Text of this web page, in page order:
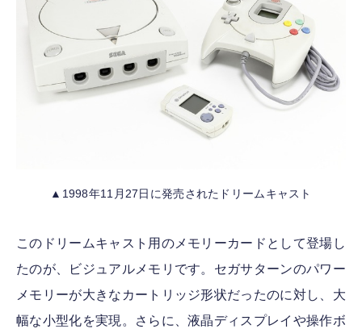
▲1998年11月27日に発売されたドリームキャスト
このドリームキャスト用のメモリーカードとして登場し
たのが、ビジュアルメモリです。セガサターンのパワー
メモリーが大きなカートリッジ形状だったのに対し、大
幅な小型化を実現。さらに、液晶ディスプレイや操作ボ